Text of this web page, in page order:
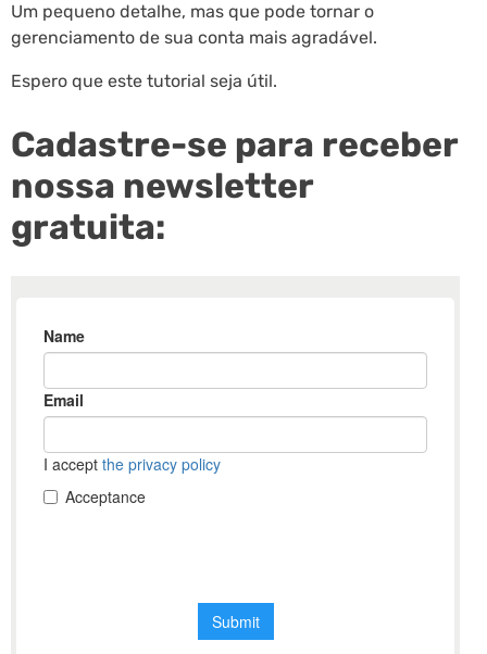
Um pequeno detalhe, mas que pode tornar o
gerenciamento de sua conta mais agradável.
Espero que este tutorial seja útil.
Cadastre-se para receber
nossa newsletter
gratuita: